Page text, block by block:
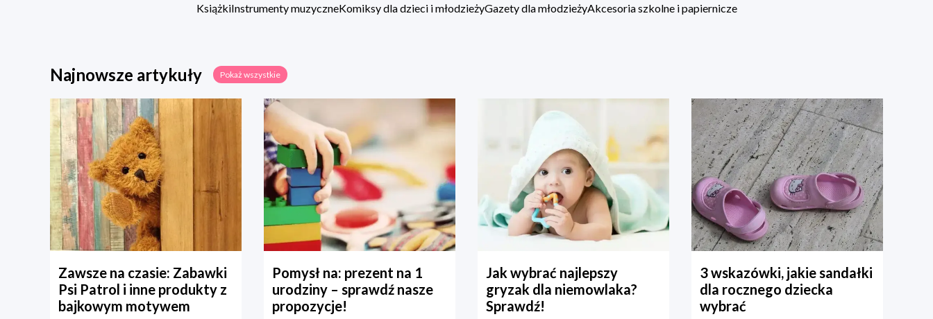
KsiążkiInstrumenty muzyczneKomiksy dla dzieci i młodzieżyGazety dla młodzieżyAkcesoria szkolne i papiernicze
Najnowsze artykuły Pokaż wszystkie
Zawsze na czasie: Zabawki
Psi Patrol i inne produkty z
bajkowym motywem
Pomysł na: prezent na 1
urodziny – sprawdź nasze
propozycje!
Jak wybrać najlepszy
gryzak dla niemowlaka?
Sprawdź!
3 wskazówki, jakie sandałki
dla rocznego dziecka
wybrać